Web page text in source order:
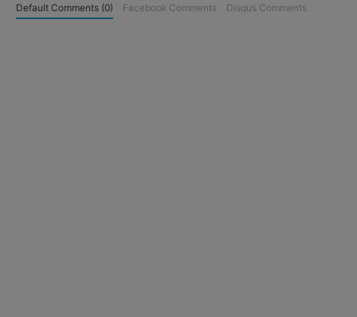
Default Comments (0) Facebook Comments Disqus Comments